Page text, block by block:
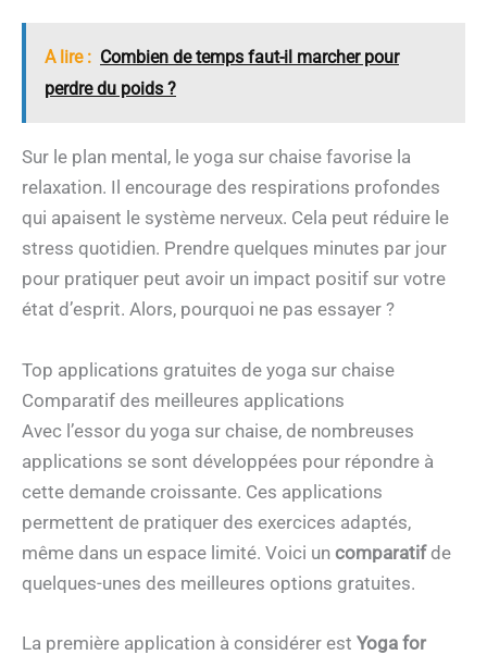
A lire : Combien de temps faut-il marcher pour
perdre du poids ?
Sur le plan mental, le yoga sur chaise favorise la
relaxation. Il encourage des respirations profondes
qui apaisent le système nerveux. Cela peut réduire le
stress quotidien. Prendre quelques minutes par jour
pour pratiquer peut avoir un impact positif sur votre
état d’esprit. Alors, pourquoi ne pas essayer ?
Top applications gratuites de yoga sur chaise
Comparatif des meilleures applications
Avec l’essor du yoga sur chaise, de nombreuses
applications se sont développées pour répondre à
cette demande croissante. Ces applications
permettent de pratiquer des exercices adaptés,
même dans un espace limité. Voici un comparatifde
quelques-unes des meilleures options gratuites.
La première application à considérer est Yoga for